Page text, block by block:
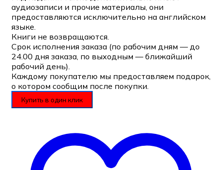
аудиозаписи и прочие материалы, они
предоставляются исключительно на английском
языке.
Книги не возвращаются.
Срок исполнения заказа (по рабочим дням — до
24.00 дня заказа, по выходным — ближайший
рабочий день).
Каждому покупателю мы предоставляем подарок,
о котором сообщим после покупки.
Купить в один клик